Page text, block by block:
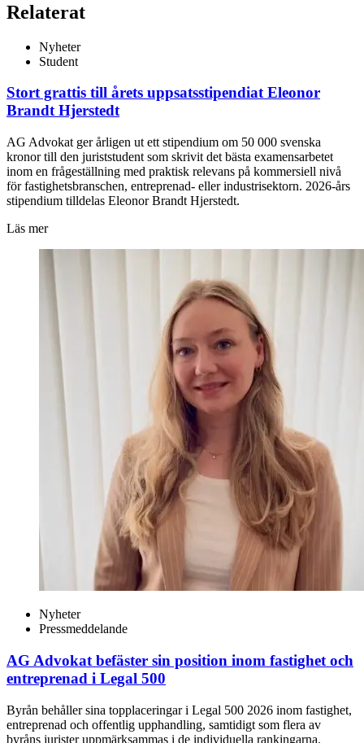
Relaterat
Nyheter
Student
Stort grattis till årets uppsatsstipendiat Eleonor
Brandt Hjerstedt
AG Advokat ger årligen ut ett stipendium om 50 000 svenska
kronor till den juriststudent som skrivit det bästa examensarbetet
inom en frågeställning med praktisk relevans på kommersiell nivå
för fastighetsbranschen, entreprenad- eller industrisektorn. 2026-års
stipendium tilldelas Eleonor Brandt Hjerstedt.
Läs mer
Nyheter
Pressmeddelande
AG Advokat befäster sin position inom fastighet och
entreprenad i Legal 500
Byrån behåller sina topplaceringar i Legal 500 2026 inom fastighet,
entreprenad och offentlig upphandling, samtidigt som flera av
byråns jurister uppmärksammas i de individuella rankingarna.